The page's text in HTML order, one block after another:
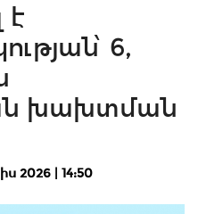
է
6,
խախտման
2026 | 14:50